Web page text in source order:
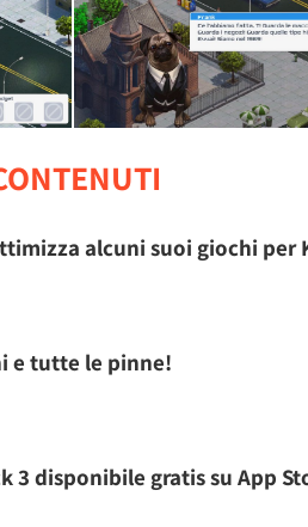
alcuni suoi giochi per
e tutte le pinne!
3 disponibile gratis su App